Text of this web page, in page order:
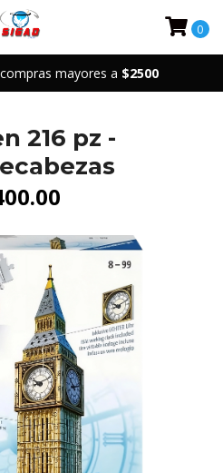
mayores a $2500
0
216 pz -